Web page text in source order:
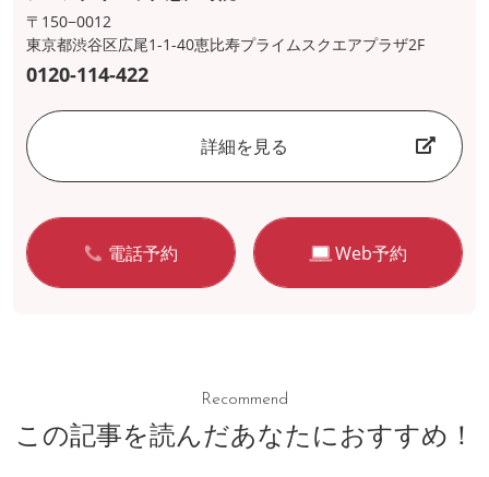
〒150−0012
東京都渋谷区広尾1-1-40恵比寿プライムスクエアプラザ2F
0120-114-422
詳細を見る
電話予約 Web予約
Recommend
この記事を読んだあなたにおすすめ！